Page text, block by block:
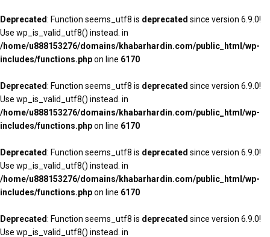
Deprecated: Function seems_utf8 is deprecated since version 6.9.0!
Use wp_is_valid_utf8() instead. in
/home/u888153276/domains/khabarhardin.com/public_html/wp-
includes/functions.phpon line 6170
Deprecated: Function seems_utf8 is deprecated since version 6.9.0!
Use wp_is_valid_utf8() instead. in
/home/u888153276/domains/khabarhardin.com/public_html/wp-
includes/functions.phpon line 6170
Deprecated: Function seems_utf8 is deprecated since version 6.9.0!
Use wp_is_valid_utf8() instead. in
/home/u888153276/domains/khabarhardin.com/public_html/wp-
includes/functions.phpon line 6170
Deprecated: Function seems_utf8 is deprecated since version 6.9.0!
Use wp_is_valid_utf8() instead. in